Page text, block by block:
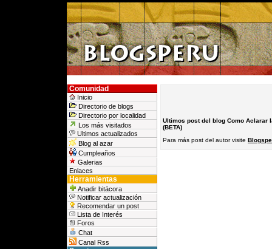
Comunidad
Inicio
Directorio de blogs
Directorio por localidad
Los más visitados
Ultimos actualizados
Blog al azar
Cumpleaños
Galerias
Enlaces
Herramientas
Anadir bitácora
Notificar actualización
Recomendar un post
Lista de Interés
Foros
Chat
Canal Rss
Ultimos post del blog Como Aclarar
(BETA)
Para más post del autor visite